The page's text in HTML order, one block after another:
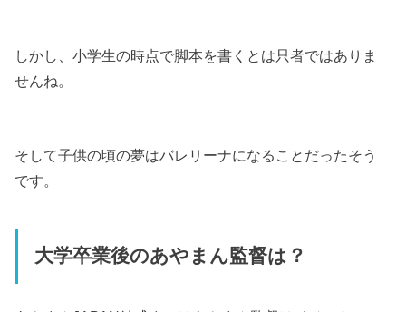
しかし、小学生の時点で脚本を書くとは只者ではありま
せんね。
そして子供の頃の夢はバレリーナになることだったそう
です。
大学卒業後のあやまん監督は？